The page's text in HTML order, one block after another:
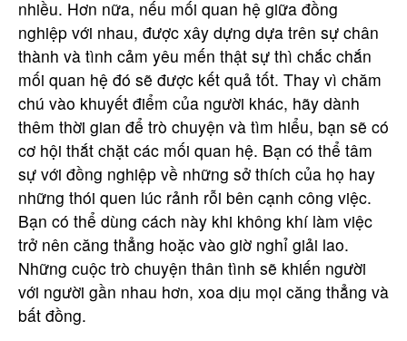
nhiều. Hơn nữa, nếu mối quan hệ giữa đồng
nghiệp với nhau, được xây dựng dựa trên sự chân
thành và tình cảm yêu mến thật sự thì chắc chắn
mối quan hệ đó sẽ được kết quả tốt. Thay vì chăm
chú vào khuyết điểm của người khác, hãy dành
thêm thời gian để trò chuyện và tìm hiểu, bạn sẽ có
cơ hội thắt chặt các mối quan hệ. Bạn có thể tâm
sự với đồng nghiệp về những sở thích của họ hay
những thói quen lúc rảnh rỗi bên cạnh công việc.
Bạn có thể dùng cách này khi không khí làm việc
trở nên căng thẳng hoặc vào giờ nghỉ giải lao.
Những cuộc trò chuyện thân tình sẽ khiến người
với người gần nhau hơn, xoa dịu mọi căng thẳng và
bất đồng.